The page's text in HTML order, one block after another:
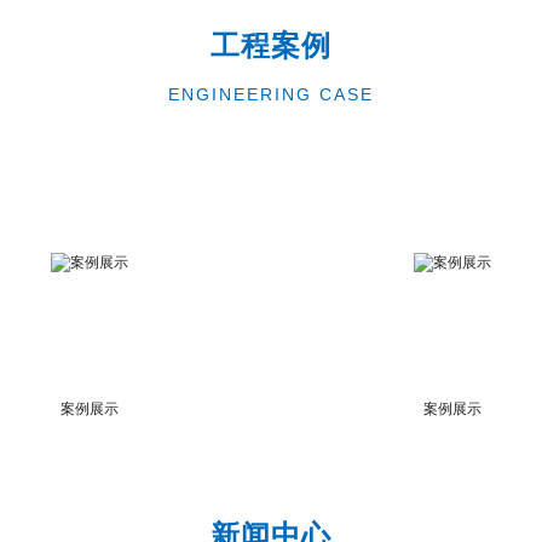
工程案例
ENGINEERING CASE
案例展示 案例展示
新闻中心